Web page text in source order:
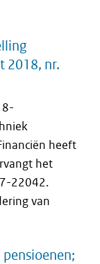
2018, nr.
heeft
het
22042.
van